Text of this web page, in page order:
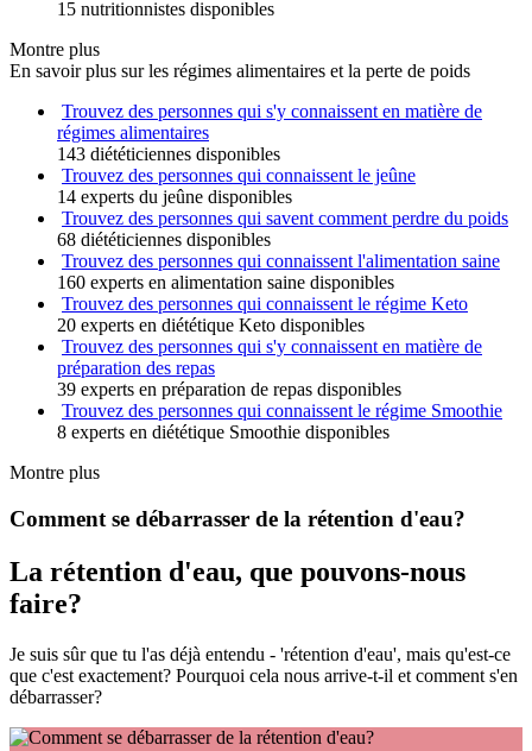
15 nutritionnistes disponibles
Montre plus
En savoir plus sur les régimes alimentaires et la perte de poids
Trouvez des personnes qui s'y connaissent en matière de
régimes alimentaires
143 diététiciennes disponibles
Trouvez des personnes qui connaissent le jeûne
14 experts du jeûne disponibles
Trouvez des personnes qui savent comment perdre du poids
68 diététiciennes disponibles
Trouvez des personnes qui connaissent l'alimentation saine
160 experts en alimentation saine disponibles
Trouvez des personnes qui connaissent le régime Keto
20 experts en diététique Keto disponibles
Trouvez des personnes qui s'y connaissent en matière de
préparation des repas
39 experts en préparation de repas disponibles
Trouvez des personnes qui connaissent le régime Smoothie
8 experts en diététique Smoothie disponibles
Montre plus
Comment se débarrasser de la rétention d'eau?
La rétention d'eau, que pouvons-nous
faire?
Je suis sûr que tu l'as déjà entendu - 'rétention d'eau', mais qu'est-ce
que c'est exactement? Pourquoi cela nous arrive-t-il et comment s'en
débarrasser?